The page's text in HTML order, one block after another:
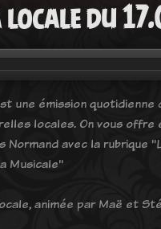
locale du
une émission
locales. On vous offre
avec la rubrique
Musicale"
animée par Maë et